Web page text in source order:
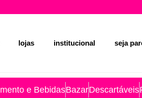
lojas institucional seja
e BebidasBazarDescartáveis